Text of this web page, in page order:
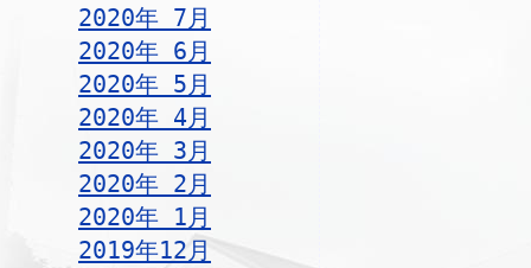
2020年 7月
2020年 6月
2020年 5月
2020年 4月
2020年 3月
2020年 2月
2020年 1月
2019年12月